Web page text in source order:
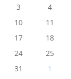
3
4
10
11
17
18
24
25
31
1